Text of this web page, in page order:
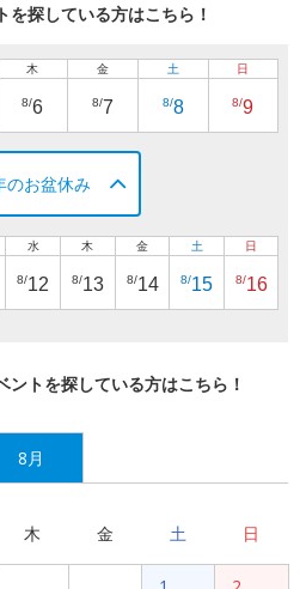
探している方はこちら！
木
8/6
金
8/7
土
8/8
日
8/9
のお盆休み
水
8/12
木
8/13
金
8/14
土
8/15
日
8/16
トを探している方はこちら！
8月
木 金 土 日